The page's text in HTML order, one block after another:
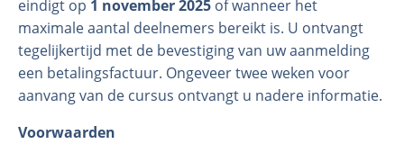
eindigt op 1 november 2025 of wanneer het
maximale aantal deelnemers bereikt is. U ontvangt
tegelijkertijd met de bevestiging van uw aanmelding
een betalingsfactuur. Ongeveer twee weken voor
aanvang van de cursus ontvangt u nadere informatie.
Voorwaarden